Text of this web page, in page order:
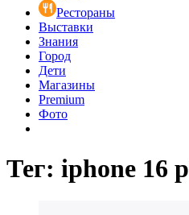
Рестораны
Выставки
Знания
Город
Дети
Магазины
Premium
Фото
Тег: iphone 16